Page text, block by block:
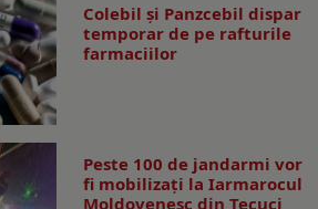
Colebil și Panzcebil dispar
temporar de pe rafturile
farmaciilor
Peste 100 de jandarmi vor
fi mobilizați la Iarmarocul
Moldovenesc din Tecuci